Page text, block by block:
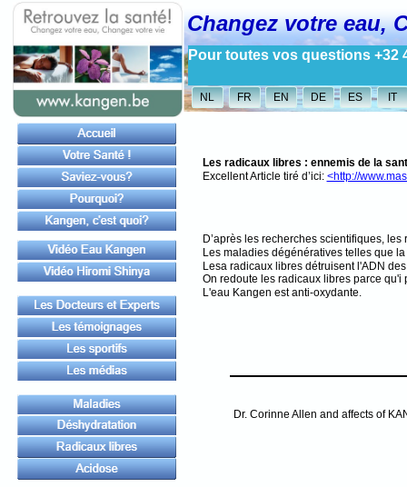
Dr. Corinne Allen and affects of
Changez votre eau,
FR
NL EN DE ES
Pour toutes vos questions +32
IT
Les radicaux libres : ennemis de la
Excellent Article tiré d’ici: <http://
D’après les recherches scientifiques,
Les maladies dégénératives telles que
Lesa radicaux libres détruisent l'ADN
On redoute les radicaux libres parce
L'eau Kangen est anti-oxydante.